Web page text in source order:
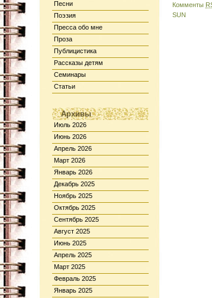
Песни
Поэзия
Пресса обо мне
Проза
Публицистика
Рассказы детям
Семинары
Статьи
Архивы
Июль 2026
Июнь 2026
Апрель 2026
Март 2026
Январь 2026
Декабрь 2025
Ноябрь 2025
Октябрь 2025
Сентябрь 2025
Август 2025
Июнь 2025
Апрель 2025
Март 2025
Февраль 2025
Январь 2025
Комменты
SUN